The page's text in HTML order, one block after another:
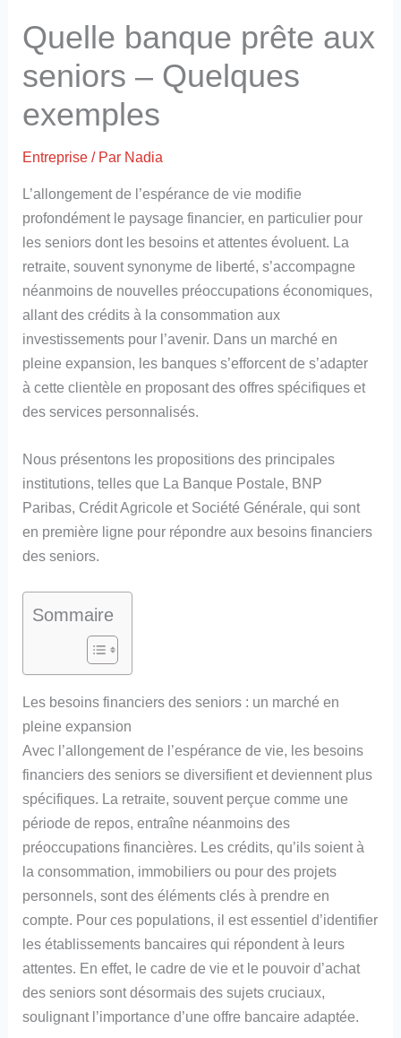
Quelle banque prête aux
seniors – Quelques
exemples
Entreprise / Par Nadia
L’allongement de l’espérance de vie modifie
profondément le paysage financier, en particulier pour
les seniors dont les besoins et attentes évoluent. La
retraite, souvent synonyme de liberté, s’accompagne
néanmoins de nouvelles préoccupations économiques,
allant des crédits à la consommation aux
investissements pour l’avenir. Dans un marché en
pleine expansion, les banques s’efforcent de s’adapter
à cette clientèle en proposant des offres spécifiques et
des services personnalisés.
Nous présentons les propositions des principales
institutions, telles que La Banque Postale, BNP
Paribas, Crédit Agricole et Société Générale, qui sont
en première ligne pour répondre aux besoins financiers
des seniors.
Sommaire
Les besoins financiers des seniors : un marché en
pleine expansion
Avec l’allongement de l’espérance de vie, les besoins
financiers des seniors se diversifient et deviennent plus
spécifiques. La retraite, souvent perçue comme une
période de repos, entraîne néanmoins des
préoccupations financières. Les crédits, qu’ils soient à
la consommation, immobiliers ou pour des projets
personnels, sont des éléments clés à prendre en
compte. Pour ces populations, il est essentiel d’identifier
les établissements bancaires qui répondent à leurs
attentes. En effet, le cadre de vie et le pouvoir d’achat
des seniors sont désormais des sujets cruciaux,
soulignant l’importance d’une offre bancaire adaptée.